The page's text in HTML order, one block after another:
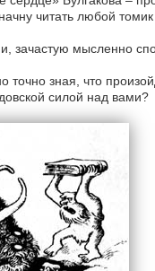
читать любой
зачастую мысленно
точно зная, что
силой над вами?